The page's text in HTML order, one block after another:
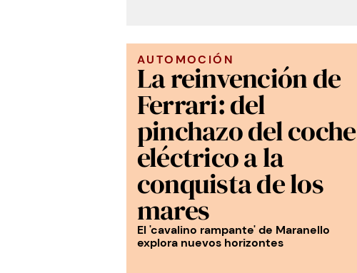
AUTOMOCIÓN
La reinvención de
Ferrari: del
pinchazo del coche
eléctrico a la
conquista de los
mares
El 'cavalino rampante' de Maranello
explora nuevos horizontes